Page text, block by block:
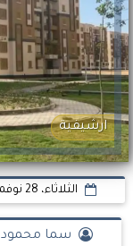
ارشيفية
الثلاثاء، 28 نوفمبر 2023
سما محمود